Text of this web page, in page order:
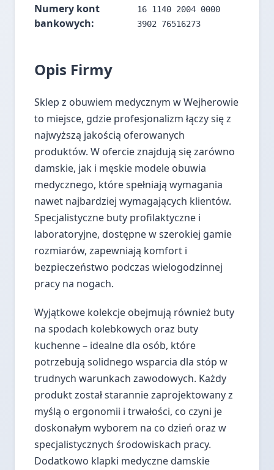
Numery kont
bankowych:
16 1140 2004 0000
3902 76516273
Opis Firmy
Sklep z obuwiem medycznym w Wejherowie
to miejsce, gdzie profesjonalizm łączy się z
najwyższą jakością oferowanych
produktów. W ofercie znajdują się zarówno
damskie, jak i męskie modele obuwia
medycznego, które spełniają wymagania
nawet najbardziej wymagających klientów.
Specjalistyczne buty profilaktyczne i
laboratoryjne, dostępne w szerokiej gamie
rozmiarów, zapewniają komfort i
bezpieczeństwo podczas wielogodzinnej
pracy na nogach.
Wyjątkowe kolekcje obejmują również buty
na spodach kolebkowych oraz buty
kuchenne – idealne dla osób, które
potrzebują solidnego wsparcia dla stóp w
trudnych warunkach zawodowych. Każdy
produkt został starannie zaprojektowany z
myślą o ergonomii i trwałości, co czyni je
doskonałym wyborem na co dzień oraz w
specjalistycznych środowiskach pracy.
Dodatkowo klapki medyczne damskie